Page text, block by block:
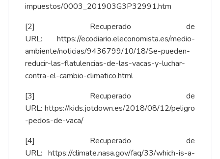
impuestos/0003_201903G3P32991.htm
[2] Recuperado de
URL: https://ecodiario.eleconomista.es/medio-
ambiente/noticias/9436799/10/18/Se-pueden-
reducir-las-flatulencias-de-las-vacas-y-luchar-
contra-el-cambio-climatico.html
[3] Recuperado de
URL: https://kids.jotdown.es/2018/08/12/peligro
-pedos-de-vaca/
[4] Recuperado de
URL: https://climate.nasa.gov/faq/33/which-is-a-